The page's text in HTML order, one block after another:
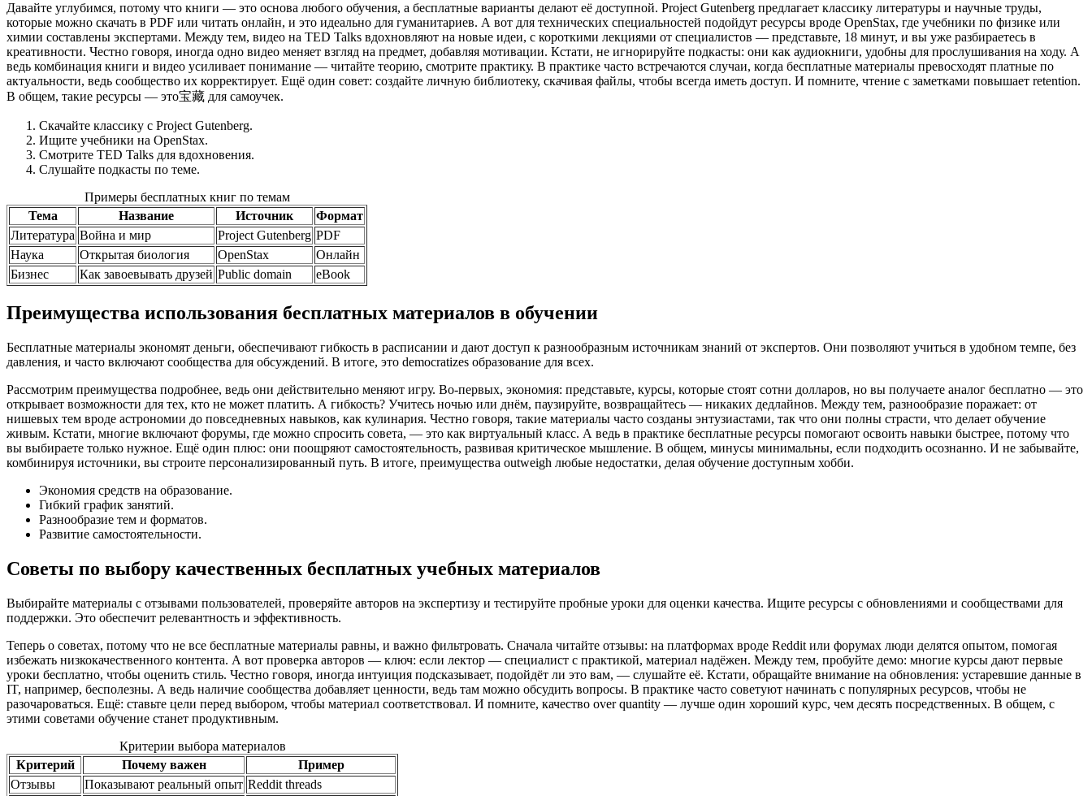
Давайте углубимся, потому что книги — это основа любого обучения, а бесплатные варианты делают её доступной. Project Gutenberg предлагает классику литературы и научные труды,
которые можно скачать в PDF или читать онлайн, и это идеально для гуманитариев. А вот для технических специальностей подойдут ресурсы вроде OpenStax, где учебники по физике или
химии составлены экспертами. Между тем, видео на TED Talks вдохновляют на новые идеи, с короткими лекциями от специалистов — представьте, 18 минут, и вы уже разбираетесь в
креативности. Честно говоря, иногда одно видео меняет взгляд на предмет, добавляя мотивации. Кстати, не игнорируйте подкасты: они как аудиокниги, удобны для прослушивания на ходу. А
ведь комбинация книги и видео усиливает понимание — читайте теорию, смотрите практику. В практике часто встречаются случаи, когда бесплатные материалы превосходят платные по
актуальности, ведь сообщество их корректирует. Ещё один совет: создайте личную библиотеку, скачивая файлы, чтобы всегда иметь доступ. И помните, чтение с заметками повышает retention.
В общем, такие ресурсы — это宝藏 для самоучек.
Скачайте классику с Project Gutenberg.
Ищите учебники на OpenStax.
Смотрите TED Talks для вдохновения.
Слушайте подкасты по теме.
Примеры бесплатных книг по темам
Тема
Название Источник
Формат
Литература Война и мир Project Gutenberg PDF
Наука
Открытая биология OpenStax
Онлайн
Бизнес
Как завоевывать друзей Public domain eBook
Преимущества использования бесплатных материалов в обучении
Бесплатные материалы экономят деньги, обеспечивают гибкость в расписании и дают доступ к разнообразным источникам знаний от экспертов. Они позволяют учиться в удобном темпе, без
давления, и часто включают сообщества для обсуждений. В итоге, это democratizes образование для всех.
Рассмотрим преимущества подробнее, ведь они действительно меняют игру. Во-первых, экономия: представьте, курсы, которые стоят сотни долларов, но вы получаете аналог бесплатно — это
открывает возможности для тех, кто не может платить. А гибкость? Учитесь ночью или днём, паузируйте, возвращайтесь — никаких дедлайнов. Между тем, разнообразие поражает: от
нишевых тем вроде астрономии до повседневных навыков, как кулинария. Честно говоря, такие материалы часто созданы энтузиастами, так что они полны страсти, что делает обучение
живым. Кстати, многие включают форумы, где можно спросить совета, — это как виртуальный класс. А ведь в практике бесплатные ресурсы помогают освоить навыки быстрее, потому что
вы выбираете только нужное. Ещё один плюс: они поощряют самостоятельность, развивая критическое мышление. В общем, минусы минимальны, если подходить осознанно. И не забывайте,
комбинируя источники, вы строите персонализированный путь. В итоге, преимущества outweigh любые недостатки, делая обучение доступным хобби.
Экономия средств на образование.
Гибкий график занятий.
Разнообразие тем и форматов.
Развитие самостоятельности.
Советы по выбору качественных бесплатных учебных материалов
Выбирайте материалы с отзывами пользователей, проверяйте авторов на экспертизу и тестируйте пробные уроки для оценки качества. Ищите ресурсы с обновлениями и сообществами для
поддержки. Это обеспечит релевантность и эффективность.
Теперь о советах, потому что не все бесплатные материалы равны, и важно фильтровать. Сначала читайте отзывы: на платформах вроде Reddit или форумах люди делятся опытом, помогая
избежать низкокачественного контента. А вот проверка авторов — ключ: если лектор — специалист с практикой, материал надёжен. Между тем, пробуйте демо: многие курсы дают первые
уроки бесплатно, чтобы оценить стиль. Честно говоря, иногда интуиция подсказывает, подойдёт ли это вам, — слушайте её. Кстати, обращайте внимание на обновления: устаревшие данные в
IT, например, бесполезны. А ведь наличие сообщества добавляет ценности, ведь там можно обсудить вопросы. В практике часто советуют начинать с популярных ресурсов, чтобы не
разочароваться. Ещё: ставьте цели перед выбором, чтобы материал соответствовал. И помните, качество over quantity — лучше один хороший курс, чем десять посредственных. В общем, с
этими советами обучение станет продуктивным.
Критерии выбора материалов
Критерий
Почему важен
Пример
Отзывы
Показывают реальный опыт Reddit threads